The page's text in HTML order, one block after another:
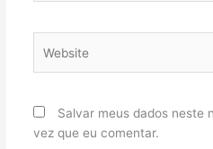
Salvar meus dados neste
vez que eu comentar.